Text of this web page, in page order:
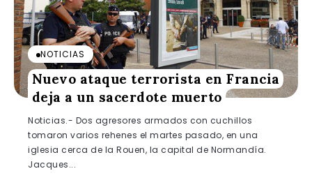
NOTICIAS
Nuevo ataque terrorista en Francia
deja a un sacerdote muerto
Noticias.- Dos agresores armados con cuchillos
tomaron varios rehenes el martes pasado, en una
iglesia cerca de la Rouen, la capital de Normandía.
Jacques...